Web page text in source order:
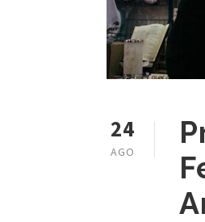
24
AGO